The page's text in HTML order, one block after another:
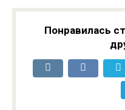
Понравилась